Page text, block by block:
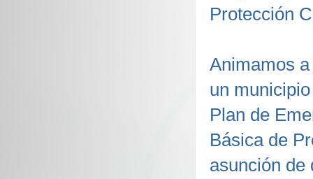
Protección
Animamos
un
Plan de
Básica de
asunción de